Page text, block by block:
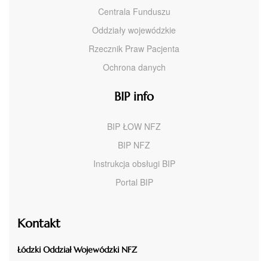
Centrala Funduszu
Oddziały wojewódzkie
Rzecznik Praw Pacjenta
Ochrona danych
BIP info
BIP ŁOW NFZ
BIP NFZ
Instrukcja obsługi BIP
Portal BIP
Kontakt
Łódzki Oddział Wojewódzki NFZ